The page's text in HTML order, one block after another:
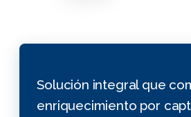
Solución integral que
enriquecimiento por